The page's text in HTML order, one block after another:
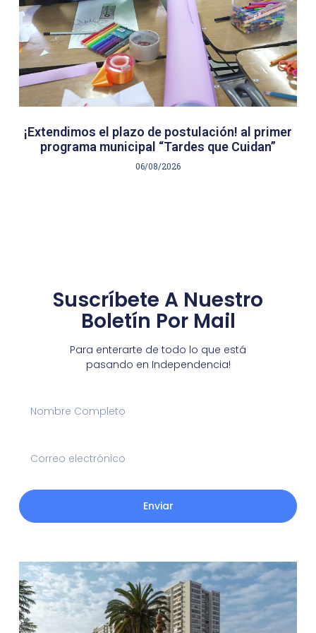
¡Extendimos el plazo de postulación! al primer
programa municipal “Tardes que Cuidan”
06/08/2026
Suscríbete A Nuestro
Boletín Por Mail
Para enterarte de todo lo que está
pasando en Independencia!
Enviar